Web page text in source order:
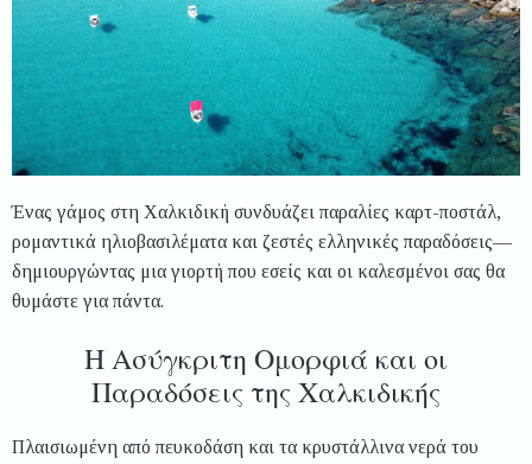
Ένας γάμος στη Χαλκιδική συνδυάζει παραλίες καρτ-ποστάλ,
ρομαντικά ηλιοβασιλέματα και ζεστές ελληνικές παραδόσεις—
δημιουργώντας μια γιορτή που εσείς και οι καλεσμένοι σας θα
θυμάστε για πάντα.
Η Ασύγκριτη Ομορφιά και οι
Παραδόσεις της Χαλκιδικής
Πλαισιωμένη από πευκοδάση και τα κρυστάλλινα νερά του